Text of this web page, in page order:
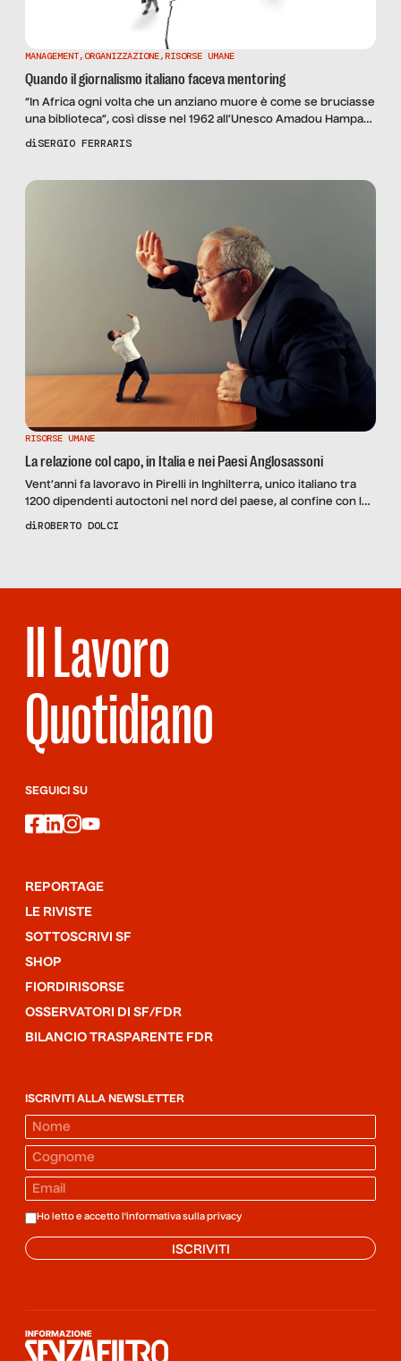
MANAGEMENT,ORGANIZZAZIONE,RISORSE UMANE
Quando il giornalismo italiano faceva mentoring
“In Africa ogni volta che un anziano muore è come se bruciasse
una biblioteca”, così disse nel 1962 all’Unesco Amadou Hampate
Ba, intellettuale del Mali che ha dedicato buona parte della
troviamo nell’attività dello scrivere, ma che […]
diSERGIO FERRARIS
RISORSE UMANE
La relazione col capo, in Italia e nei Paesi Anglosassoni
Vent’anni fa lavoravo in Pirelli in Inghilterra, unico italiano tra
1200 dipendenti autoctoni nel nord del paese, al confine con la
Scozia. Dal momento dell’ingresso in azienda sono sempre
rischio […]
diROBERTO DOLCI
Il Lavoro
Quotidiano
SEGUICI SU
facebook
linkedin
instagram
youtube
REPORTAGE
LE RIVISTE
SOTTOSCRIVI SF
SHOP
FIORDIRISORSE
OSSERVATORI DI SF/FDR
BILANCIO TRASPARENTE FDR
ISCRIVITI ALLA NEWSLETTER
Ho letto e accetto l'informativa sulla privacy
ISCRIVITI